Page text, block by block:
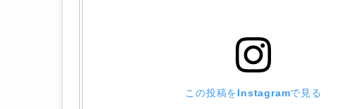
この投稿をInstagramで見る